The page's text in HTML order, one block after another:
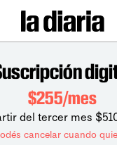
$255/mes
del tercer mes
cancelar cuando